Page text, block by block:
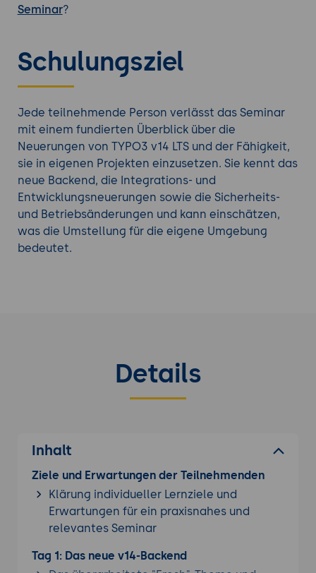
Seminar?
Schulungsziel
Jede teilnehmende Person verlässt das Seminar
mit einem fundierten Überblick über die
Neuerungen von TYPO3 v14 LTS und der Fähigkeit,
sie in eigenen Projekten einzusetzen. Sie kennt das
neue Backend, die Integrations- und
Entwicklungsneuerungen sowie die Sicherheits-
und Betriebsänderungen und kann einschätzen,
was die Umstellung für die eigene Umgebung
bedeutet.
Details
Inhalt
Ziele und Erwartungen der Teilnehmenden
Klärung individueller Lernziele und
Erwartungen für ein praxisnahes und
relevantes Seminar
Tag 1: Das neue v14-Backend